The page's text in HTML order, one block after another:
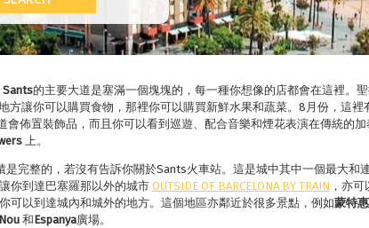
Sants的主要大道是塞滿一個塊塊的，每一種你想像的店都會在這裡。
方讓你可以購買食物，那裡你可以購買新鮮水果和蔬菜。8月份，這裡
會佈置裝飾品，而且你可以看到巡遊、配合音樂和煙花表演在傳統的加
上。
是完整的，若沒有告訴你關於Sants火車站。這是城中其中一個最大和
你到達巴塞羅那以外的城市 OUTSIDE OF BARCELONA BY TRAIN ，亦可
可以到達城內和城外的地方。這個地區亦鄰近於很多景點，例如蒙特
和 Espanya廣場。